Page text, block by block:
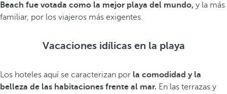
Beach fue votada como la mejor playa del mundo, y la más
familiar, por los viajeros más exigentes.
Vacaciones idílicas en la playa
Los hoteles aquí se caracterizan por la comodidad y la
belleza de las habitaciones frente al mar. En las terrazas y